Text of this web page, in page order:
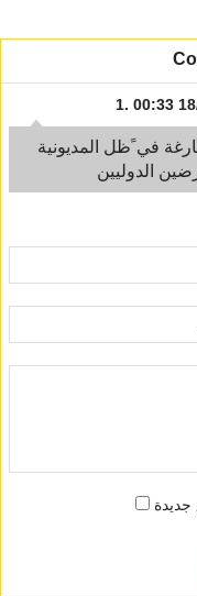
1.
في ََظل المديونية
الدوليين